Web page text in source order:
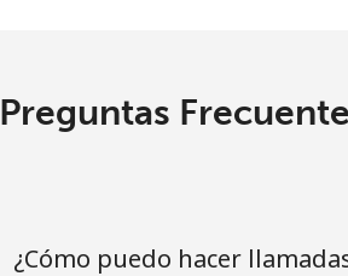
Preguntas
¿Cómo puedo hacer